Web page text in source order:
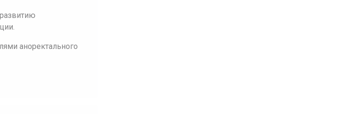
аноректального